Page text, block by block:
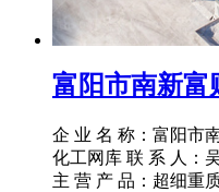
富阳市南新富
企 业 名 称：富阳市
化工网库 联 系 人：
主 营 产 品：超细重